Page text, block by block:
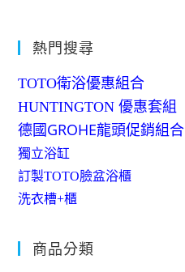
熱門搜尋
TOTO衛浴優惠組合
HUNTINGTON 優惠套組
德國GROHE龍頭促銷組合
獨立浴缸
訂製TOTO臉盆浴櫃
洗衣槽+櫃
商品分類